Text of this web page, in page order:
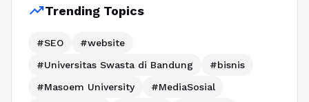
trending_upTrending Topics
#SEO
#website
#Universitas Swasta di Bandung
#bisnis
#Masoem University
#MediaSosial